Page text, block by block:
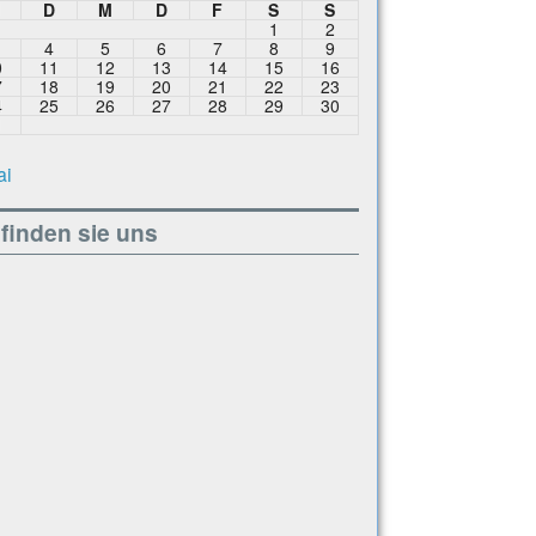
D M D F S
S
1
2
4 5 6 7 8
9
11 12 13 14 15
16
18 19 20 21 22
23
25 26 27 28 29
30
sie uns